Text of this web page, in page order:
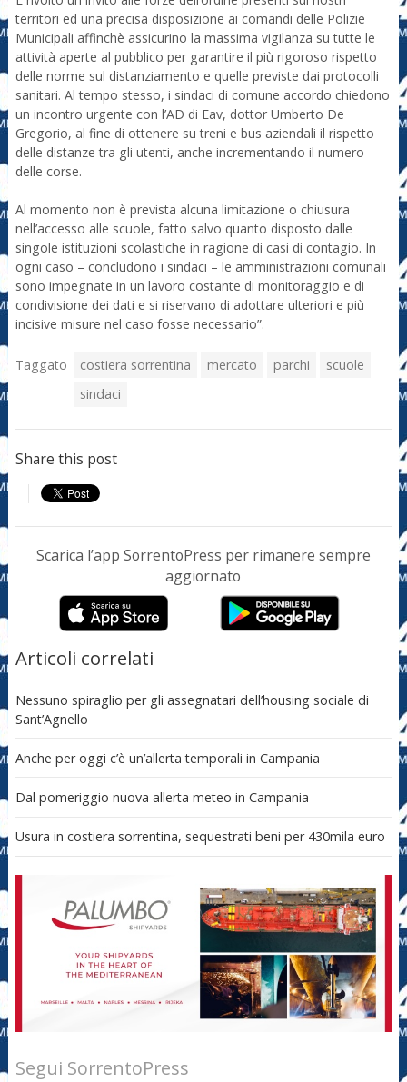
territori ed una precisa disposizione ai comandi delle Polizie
Municipali affinchè assicurino la massima vigilanza su tutte le
attività aperte al pubblico per garantire il più rigoroso rispetto
delle norme sul distanziamento e quelle previste dai protocolli
sanitari. Al tempo stesso, i sindaci di comune accordo chiedono
un incontro urgente con l’AD di Eav, dottor Umberto De
Gregorio, al fine di ottenere su treni e bus aziendali il rispetto
delle distanze tra gli utenti, anche incrementando il numero
delle corse.
Al momento non è prevista alcuna limitazione o chiusura
nell’accesso alle scuole, fatto salvo quanto disposto dalle
singole istituzioni scolastiche in ragione di casi di contagio. In
ogni caso – concludono i sindaci – le amministrazioni comunali
sono impegnate in un lavoro costante di monitoraggio e di
condivisione dei dati e si riservano di adottare ulteriori e più
incisive misure nel caso fosse necessario”.
Taggato costiera sorrentina mercato parchi
scuole
sindaci
Share this post
Scarica l’app SorrentoPress per rimanere sempre
aggiornato
Articoli correlati
Nessuno spiraglio per gli assegnatari dell’housing sociale di
Sant’Agnello
Anche per oggi c’è un’allerta temporali in Campania
Dal pomeriggio nuova allerta meteo in Campania
Usura in costiera sorrentina, sequestrati beni per 430mila euro
Segui SorrentoPress